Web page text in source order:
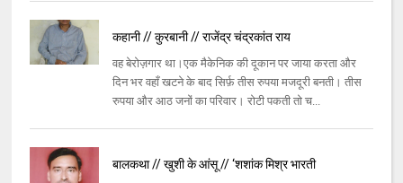
कहानी // कुरबानी // राजेंद्र चंद्रकांत राय
वह बेरोज़गार था।एक मैकेनिक की दूकान पर जाया करता और
दिन भर वहाँ खटने के बाद सिर्फ़ तीस रुपया मजदूरी बनती। तीस
रुपया और आठ जनों का परिवार। रोटी पकती तो च...
बालकथा // खुशी के आंसू // ‘शशांक मिश्र भारती